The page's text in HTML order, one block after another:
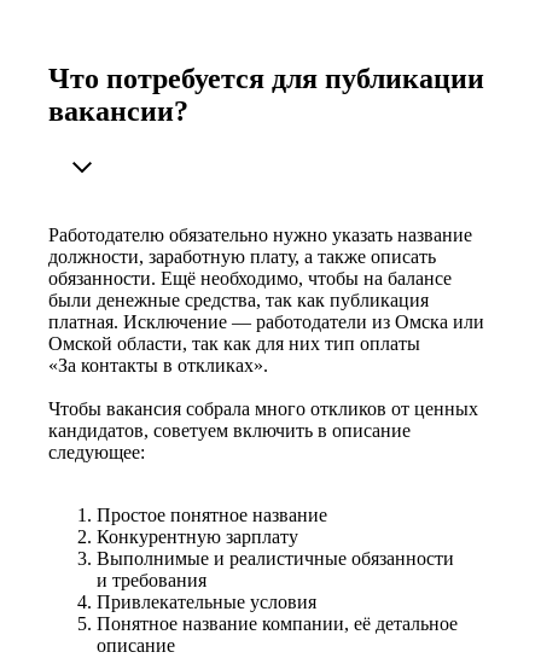
Что потребуется для публикации
вакансии?
Работодателю обязательно нужно указать название
должности, заработную плату, а также описать
обязанности. Ещё необходимо, чтобы на балансе
были денежные средства, так как публикация
платная. Исключение — работодатели из Омска или
Омской области, так как для них тип оплаты
«За контакты в откликах».
Чтобы вакансия собрала много откликов от ценных
кандидатов, советуем включить в описание
следующее:
Простое понятное название
Конкурентную зарплату
Выполнимые и реалистичные обязанности
и требования
Привлекательные условия
Понятное название компании, её детальное
описание